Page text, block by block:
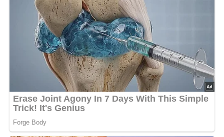
Zutaten für den Hühnereintopf
1 Suppenhuhn (1 kg)
1 kleine Sellerieknolle
2 Möhren
250 g Erbsen (frisch oder gefroren)
1 kleine Dose Spargel
200 g Reis
Pfeffer
1 Bund Petersilie